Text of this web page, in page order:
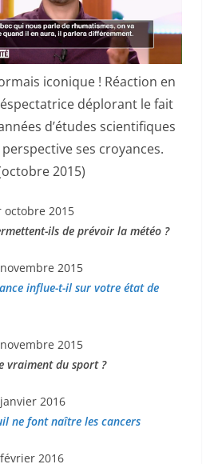
iconique ! Réaction en
déplorant le fait
d’études scientifiques
ses croyances.
2015)
octobre 2015
ils de prévoir la météo ?
2015
influe-t-il sur votre état de
2015
vraiment du sport ?
2016
ne font naître les cancers
2016